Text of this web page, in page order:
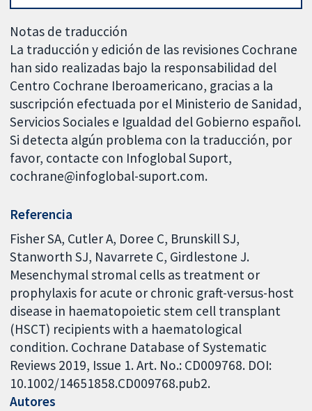
Notas de traducción
La traducción y edición de las revisiones Cochrane
han sido realizadas bajo la responsabilidad del
Centro Cochrane Iberoamericano, gracias a la
suscripción efectuada por el Ministerio de Sanidad,
Servicios Sociales e Igualdad del Gobierno español.
Si detecta algún problema con la traducción, por
favor, contacte con Infoglobal Suport,
cochrane@infoglobal-suport.com.
Referencia
Fisher SA, Cutler A, Doree C, Brunskill SJ,
Stanworth SJ, Navarrete C, Girdlestone J.
Mesenchymal stromal cells as treatment or
prophylaxis for acute or chronic graft-versus-host
disease in haematopoietic stem cell transplant
(HSCT) recipients with a haematological
condition. Cochrane Database of Systematic
Reviews 2019, Issue 1. Art. No.: CD009768. DOI:
10.1002/14651858.CD009768.pub2.
Autores